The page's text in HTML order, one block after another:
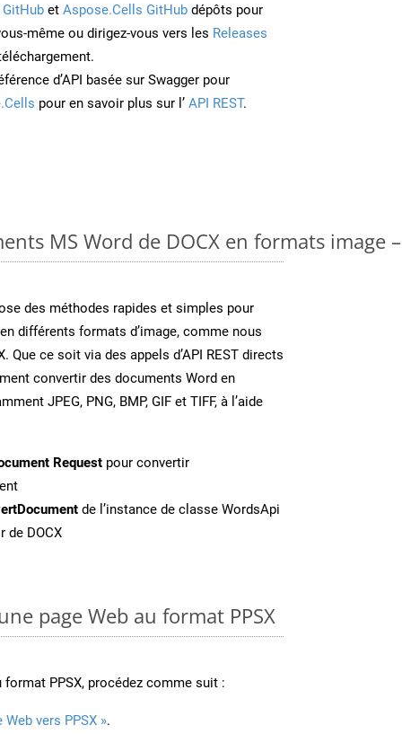
et Aspose.Cells GitHub dépôts pour
même ou dirigez-vous vers les Releases
d’API basée sur Swagger pour
pour en savoir plus sur l’ API REST.
MS Word de DOCX en formats image
des méthodes rapides et simples pour
différents formats d’image, comme nous
Que ce soit via des appels d’API REST directs
convertir des documents Word en
JPEG, PNG, BMP, GIF et TIFF, à l’aide
Request pour convertir
de l’instance de classe WordsApi
de DOCX
page Web au format PPSX
PPSX, procédez comme suit :
Web vers PPSX ».